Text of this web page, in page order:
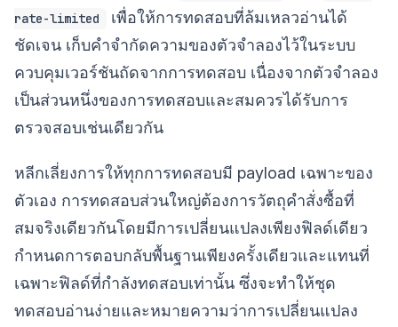
rate-limited
เพื่อให้การทดสอบที่ล้มเหลวอ่านได้
ชัดเจน เก็บคำจำกัดความของตัวจำลองไว้ในระบบ
ควบคุมเวอร์ชันถัดจากการทดสอบ เนื่องจากตัวจำลอง
เป็นส่วนหนึ่งของการทดสอบและสมควรได้รับการ
ตรวจสอบเช่นเดียวกัน
หลีกเลี่ยงการให้ทุกการทดสอบมี payload เฉพาะของ
ตัวเอง การทดสอบส่วนใหญ่ต้องการวัตถุคำสั่งซื้อที่
สมจริงเดียวกันโดยมีการเปลี่ยนแปลงเพียงฟิลด์เดียว
กำหนดการตอบกลับพื้นฐานเพียงครั้งเดียวและแทนที่
เฉพาะฟิลด์ที่กำลังทดสอบเท่านั้น ซึ่งจะทำให้ชุด
ทดสอบอ่านง่ายและหมายความว่าการเปลี่ยนแปลง